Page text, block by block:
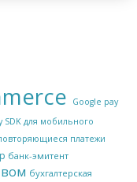
Google pay
SDK для мобильного
платежи
банк-эмитент
бухгалтерская